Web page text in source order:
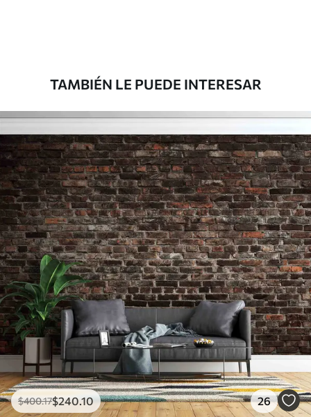
Vinilo Premium
1266.67$760.00/m²
Peel and Stick
1533.33$920.00/m²
TAMBIÉN LE PUEDE INTERESAR
$400.17$240.10 26